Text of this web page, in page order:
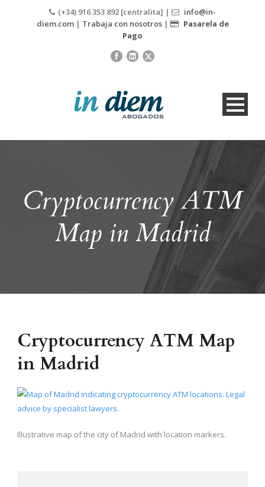
(+34) 916 353 892 [centralita] |
info@in-
diem.com| Trabaja con nosotros|
Pasarela de
Pago
Cryptocurrency ATM
Map in Madrid
Cryptocurrency ATM Map
in Madrid
Illustrative map of the city of Madrid with location markers.